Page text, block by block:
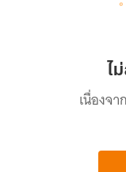
ไ
เนื่องจ